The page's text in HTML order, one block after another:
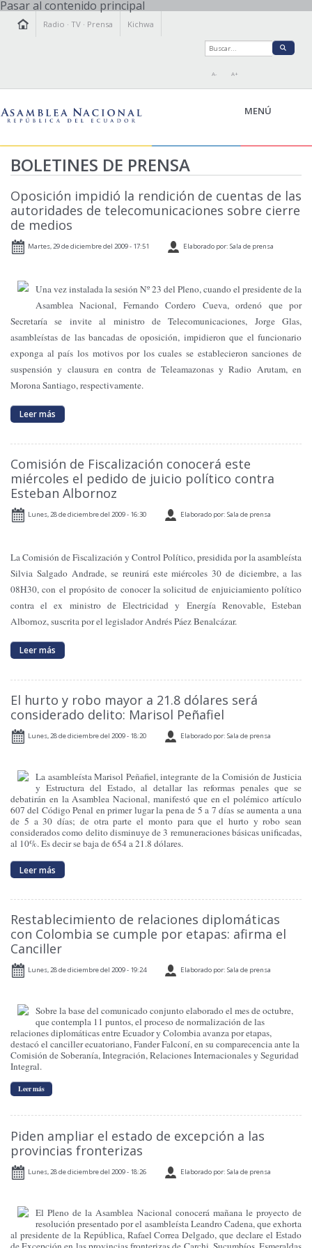
Pasar al contenido principal
Radio ·TV · Prensa Kichwa
A- A+
MENÚ
LEGISLAMOS
FISCALIZAMOS
TRANSPARENCIA
RELACIONES INTERNACIONALES
BOLETINES DE PRENSA
Oposición impidió la rendición de cuentas de las
autoridades de telecomunicaciones sobre cierre
de medios
Martes, 29 de diciembre del 2009 - 17:51 Elaborado por: Sala de prensa
Una vez instalada la sesión Nº 23 del Pleno, cuando el presidente dela
Asamblea Nacional, Fernando Cordero Cueva, ordenó que por
Secretaría se invite al ministro de Telecomunicaciones, Jorge Glas,
asambleístas de las bancadas de oposición, impidieron que el funcionario
exponga al país los motivos por los cuales se establecieron sanciones de
suspensión y clausura en contra de Teleamazonas y Radio Arutam, en
Morona Santiago, respectivamente.
Leer más
Comisión de Fiscalización conocerá este
miércoles el pedido de juicio político contra
Esteban Albornoz
Lunes, 28 de diciembre del 2009 - 16:30 Elaborado por: Sala de prensa
La Comisión de Fiscalización y Control Político, presidida por la asambleísta
Silvia Salgado Andrade, se reunirá este miércoles 30 de diciembre, a las
08H30, con el propósito de conocer la solicitud de enjuiciamiento político
contra el ex ministro de Electricidad y Energía Renovable, Esteban
Albornoz, suscrita por el legislador Andrés Páez Benalcázar.
Leer más
El hurto y robo mayor a 21.8 dólares será
considerado delito: Marisol Peñafiel
Lunes, 28 de diciembre del 2009 - 18:20 Elaborado por: Sala de prensa
La asambleísta Marisol Peñafiel, integrante de la Comisión de Justicia
y Estructura del Estado, al detallar las reformas penales que se
debatirán en la Asamblea Nacional, manifestó que en el polémico artículo
607 del Código Penal en primer lugar la pena de 5 a 7 días se aumenta a una
de 5 a 30 días; de otra parte el monto para que el hurto y robo sean
considerados como delito disminuye de 3 remuneraciones básicas unificadas,
al 10%. Es decir se baja de 654 a 21.8 dólares.
Leer más
Restablecimiento de relaciones diplomáticas
con Colombia se cumple por etapas: afirma el
Canciller
Lunes, 28 de diciembre del 2009 - 19:24 Elaborado por: Sala de prensa
Sobre la base del comunicado conjunto elaborado el mes de octubre,
que contempla 11 puntos, el proceso de normalización de las
relaciones diplomáticas entre Ecuador y Colombia avanza por etapas,
destacó el canciller ecuatoriano, Fander Falconí, en su comparecencia ante la
Comisión de Soberanía, Integración, Relaciones Internacionales y Seguridad
Integral.
Leer más
Piden ampliar el estado de excepción a las
provincias fronterizas
Lunes, 28 de diciembre del 2009 - 18:26 Elaborado por: Sala de prensa
El Pleno de la Asamblea Nacional conocerá mañana le proyecto de
resolución presentado por el asambleísta Leandro Cadena, que exhorta
al presidente de la República, Rafael Correa Delgado, que declare el Estado